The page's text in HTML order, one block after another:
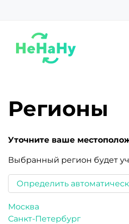
Регионы
Уточните ваше
Выбранный регион будет
Определить
Москва
Санкт-Петербург